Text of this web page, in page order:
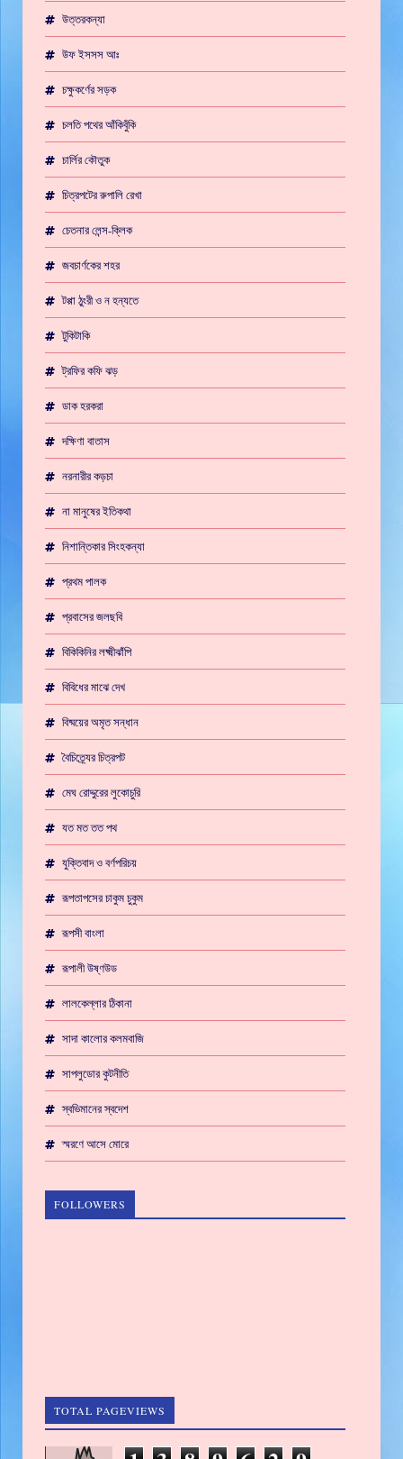
উত্তরকন্যা
উফ ইসসস আঃ
চক্ষুকর্ণের সড়ক
চলতি পথের আঁকিবুঁকি
চার্লির কৌতুক
চিত্রপটের রুপালি রেখা
চেতনার লেন্স-ক্লিক
জবচার্ণকের শহর
টপ্পা ঠুংরী ও ন হন্যতে
টুকিটাকি
ট্রফির কফি ঝড়
ডাক হরকরা
দক্ষিণা বাতাস
নরনারীর কড়চা
না মানুষের ইতিকথা
নিশান্তিকার সিংহকন্যা
প্রথম পালক
প্রবাসের জলছবি
বিকিকিনির লক্ষ্মীঝাঁপি
বিবিধের মাঝে দেখ
বিষ্ময়ের অমৃত সন্ধান
বৈচিত্র্যের চিত্রপট
মেঘ রোদ্দুরের লুকোচুরি
যত মত তত পথ
যুক্তিবাদ ও বর্ণপরিচয়
রূপতাপসের চাকুম চুকুম
রূপসী বাংলা
রূপালী উষ্ণউড
লালকেল্লার ঠিকানা
সাদা কালোর কলমবাজি
সাপলুডোর কুটনীতি
স্বভিমানের স্বদেশ
স্মরণে আসে মোরে
FOLLOWERS
TOTAL PAGEVIEWS